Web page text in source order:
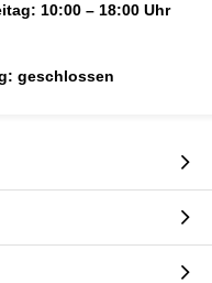
10:00 – 18:00 Uhr
geschlossen